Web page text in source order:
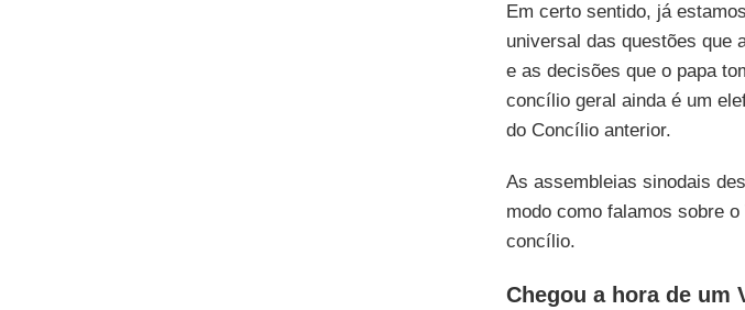
Em certo sentido, já
universal das questões que
e as decisões que o papa
concílio geral ainda é um
do Concílio anterior.
As assembleias sinodais
modo como falamos sobre o
concílio.
Chegou a hora de um